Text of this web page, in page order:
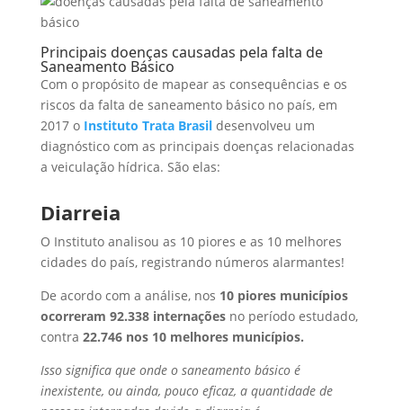
Principais doenças causadas pela falta de
Saneamento Básico
Com o propósito de mapear as consequências e os
riscos da falta de saneamento básico no país, em
2017 o Instituto Trata Brasil desenvolveu um
diagnóstico com as principais doenças relacionadas
a veiculação hídrica. São elas:
Diarreia
O Instituto analisou as 10 piores e as 10 melhores
cidades do país, registrando números alarmantes!
De acordo com a análise, nos 10 piores municípios
ocorreram 92.338 internações no período estudado,
contra 22.746 nos 10 melhores municípios.
Isso significa que onde o saneamento básico é
inexistente, ou ainda, pouco eficaz, a quantidade de